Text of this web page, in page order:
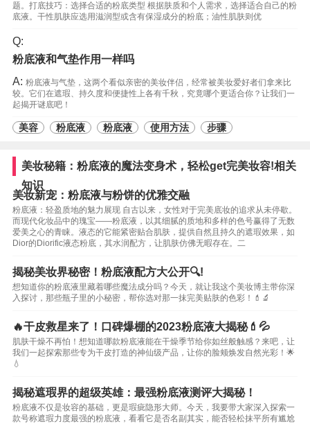
题。打底技巧：选择合适的粉底类型 根据肤质和个人需求，选择适合自己的粉
底液。干性肌肤应选用滋润型或含有保湿成分的粉底；油性肌肤则优
Q:
粉底液和气垫作用一样吗
A: 粉底液与气垫，这两个看似亲密的美妆伴侣，经常被美妆爱好者们拿来比
较。它们在遮瑕、持久度和便捷性上各有千秋，究竟哪个更适合你？让我们一
起揭开谜底吧！
美容 粉底液 粉底液 使用方法 步骤
美妆秘籍：粉底液的魔法变身术，轻松get完美妆容!相关
知识
美妆新宠：粉底液与粉饼的优雅交融
粉底液：轻盈质地的魅力展现 自古以来，女性对于完美底妆的追求从未停歇。
而现代化妆品中的瑰宝——粉底液，以其细腻的质地和多样的色号赢得了无数
爱美之心的青睐。液态的它能紧密贴合肌肤，提供自然且持久的遮瑕效果，如
Dior的Diorific液态粉底，其水润配方，让肌肤仿佛无暇存在。二
揭秘美妆界秘密！粉底液配方大公开🔍!
想知道你的粉底液里藏着哪些魔法成分吗？今天，就让我这个美妆博主带你深
入探讨，那些瓶子里的小秘密，帮你选对那一抹完美贴肤的色彩！💄🔬
🔥干皮救星来了！口碑爆棚的2023粉底液大揭秘💄💦
肌肤干燥不再怕！想知道哪款粉底液能在干燥季节给你如丝般触感？来吧，让
我们一起探索那些专为干皮打造的神仙级产品，让你的脸颊焕发自然光彩！🌟
💧
揭秘遮瑕界的超级英雄：最强粉底液测评大揭秘！
粉底液不仅是妆容的基础，更是瑕疵隐形大师。今天，我要带大家深入探索一
款号称遮瑕力度最强的粉底液，看看它是否名副其实，能否轻松抹平所有尴尬